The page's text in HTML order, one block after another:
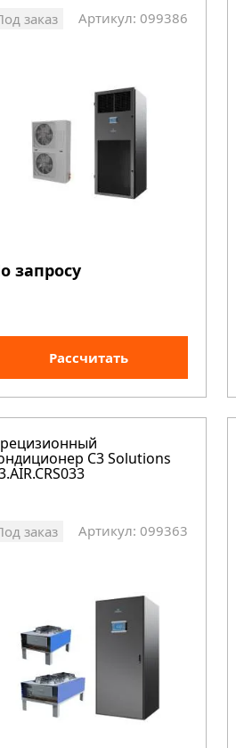
заказ Артикул: 099386
запросу
Рассчитать
C3 Solutions
заказ Артикул: 099363